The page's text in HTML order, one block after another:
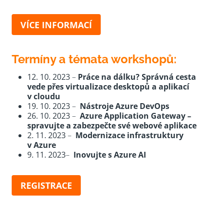
VÍCE INFORMACÍ
Termíny a témata workshopů:
12. 10. 2023– Práce na dálku? Správná cesta
vede přes virtualizace desktopů a aplikací
v cloudu
19. 10. 2023– Nástroje Azure DevOps
26. 10. 2023– Azure Application Gateway –
spravujte a zabezpečte své webové aplikace
2. 11. 2023– Modernizace infrastruktury
v Azure
9. 11. 2023– Inovujte s Azure AI
REGISTRACE